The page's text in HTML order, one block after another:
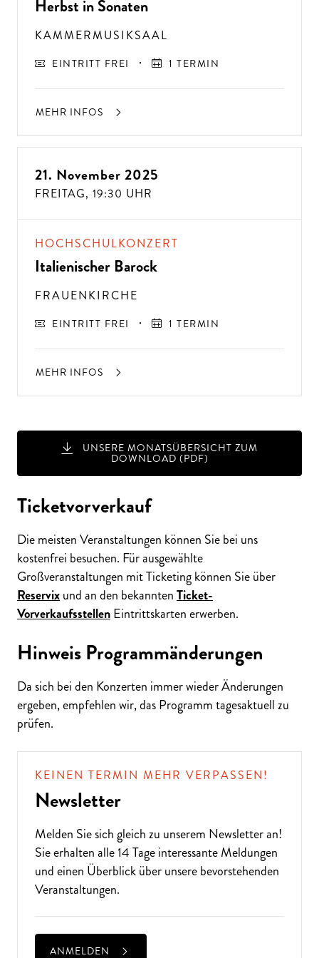
A
USSER
G
EW
Ö
H
N
LIC
H
E K
O
N
ZER
TER
LEBN
ISSE
S
T
E
H
E
N
SI
E
A
U
F
P
E
R
F
O
R
M
A
N
C
E
S
?
ALTE MUSIK BIS ZEITGENÖSSISCH
LIEBEN SIE DIE OPER?
Herbst in Sonaten
KAMMERMUSIKSAAL
EINTRITT FREI 1 TERMIN
MEHR INFOS
21. November 2025
FREITAG, 19:30 UHR
HOCHSCHULKONZERT
Italienischer Barock
FRAUENKIRCHE
EINTRITT FREI 1 TERMIN
MEHR INFOS
UNSERE MONATSÜBERSICHT ZUM
DOWNLOAD (PDF)
Ticketvorverkauf
Die meisten Veranstaltungen können Sie bei uns
kostenfrei besuchen. Für ausgewählte
Großveranstaltungen mit Ticketing können Sie über
Reservixund an den bekanntenTicket-
VorverkaufsstellenEintrittskarten erwerben.
Hinweis Programmänderungen
Da sich bei den Konzerten immer wieder Änderungen
ergeben, empfehlen wir, das Programm tagesaktuell zu
prüfen.
KEINEN TERMIN MEHR VERPASSEN!
Newsletter
Melden Sie sich gleich zu unserem Newsletteran!
Sie erhalten alle 14 Tage interessante Meldungen
und einen Überblick über unsere bevorstehenden
Veranstaltungen.
ANMELDEN